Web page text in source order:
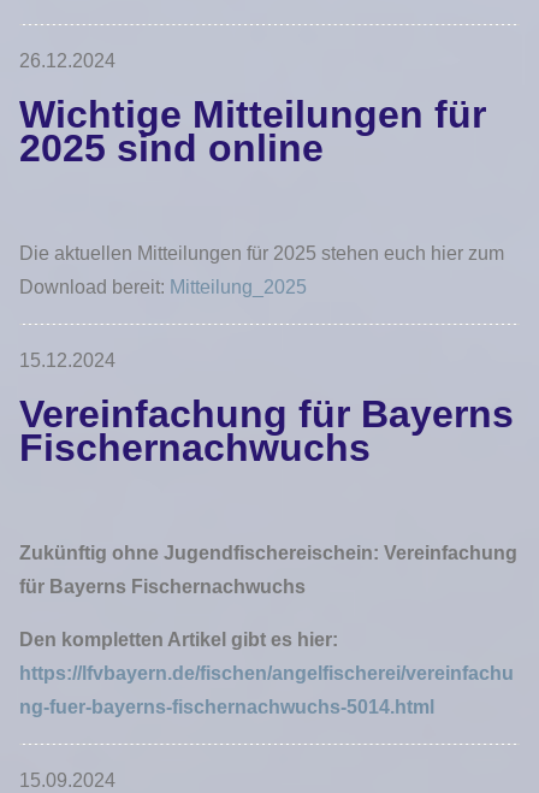
26.12.2024
Wichtige Mitteilungen für
2025 sind online
Die aktuellen Mitteilungen für 2025 stehen euch hier zum
Download bereit: Mitteilung_2025
15.12.2024
Vereinfachung für Bayerns
Fischernachwuchs
Zukünftig ohne Jugendfischereischein: Vereinfachung
für Bayerns Fischernachwuchs
Den kompletten Artikel gibt es hier:
https://lfvbayern.de/fischen/angelfischerei/vereinfachu
ng-fuer-bayerns-fischernachwuchs-5014.html
15.09.2024